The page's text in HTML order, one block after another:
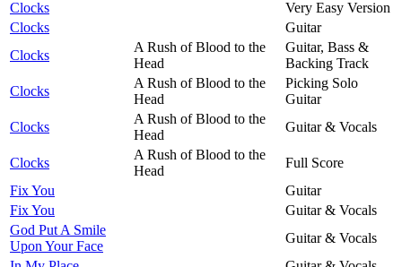
Clocks
Very Easy Version
Clocks
Guitar
Clocks
A Rush of Blood to the
Head
Guitar, Bass &
Backing Track
Clocks
A Rush of Blood to the
Head
Picking Solo
Guitar
Clocks
A Rush of Blood to the
Head
Guitar & Vocals
Clocks
A Rush of Blood to the
Head
Full Score
Fix You
Guitar
Fix You
Guitar & Vocals
God Put A Smile
Upon Your Face
Guitar & Vocals